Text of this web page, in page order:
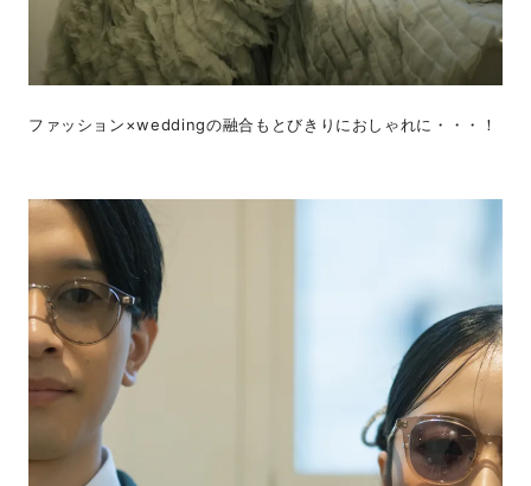
ファッション×weddingの融合もとびきりにおしゃれに・・・！